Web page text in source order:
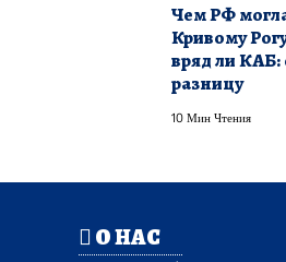
Чем РФ
Кривому
вряд ли
разницу
10 Мин Чтения
О НАС